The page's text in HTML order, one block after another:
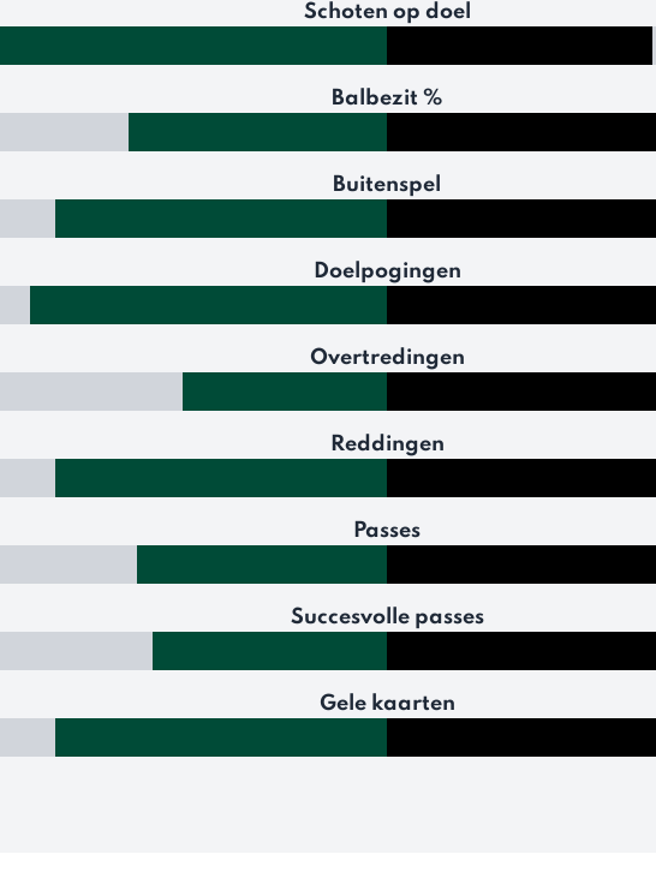
Schoten op doel
Balbezit %
Buitenspel
Doelpogingen
Overtredingen
Reddingen
Passes
Succesvolle passes
Gele kaarten